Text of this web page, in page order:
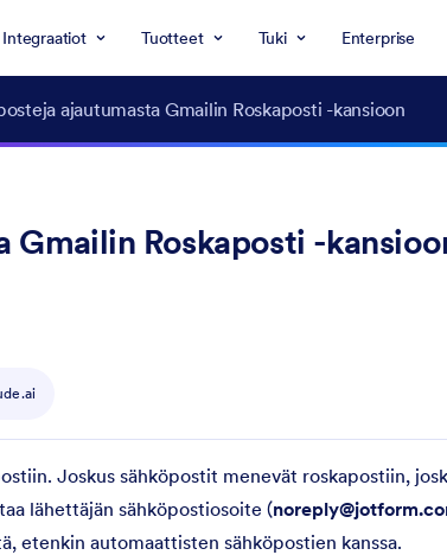
Integraatiot Tuotteet Tuki Enterprise
ajautumasta Gmailin Roskaposti -kansioon
Gmailin Roskaposti -
Joskus sähköpostit menevät roskapostiin,
lähettäjän sähköpostiosoite (
etenkin automaattisten sähköpostien kanssa.